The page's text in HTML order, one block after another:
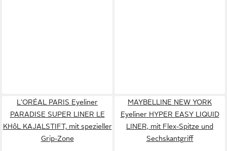
L'ORÉAL PARIS Eyeliner
PARADISE SUPER LINER LE
KHôL KAJALSTIFT, mit spezieller
Grip-Zone
MAYBELLINE NEW YORK
Eyeliner HYPER EASY LIQUID
LINER, mit Flex-Spitze und
Sechskantgriff